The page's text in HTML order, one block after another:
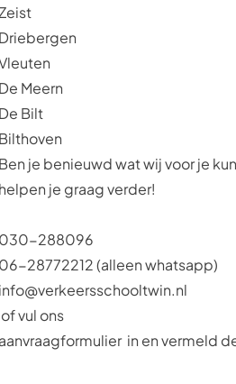
Driebergen
De Meern
De Bilt
Bilthoven
Ben je benieuwd wat wij voor je
helpen je graag verder!
030-288096
06-28772212(alleen whatsapp)
info@verkeersschooltwin.nl
of vul ons
aanvraagformulierin en vermeld